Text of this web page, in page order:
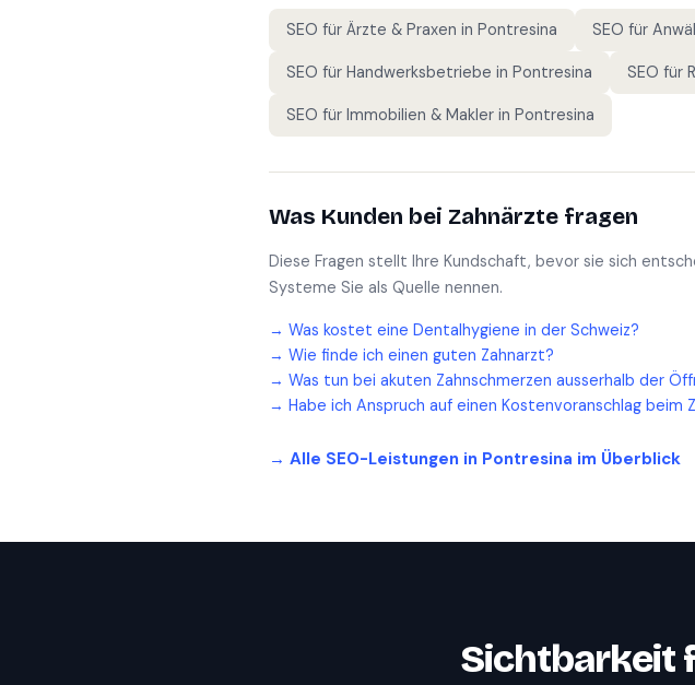
SEO für Ärzte & Praxen in Pontresina SEO für
SEO für Handwerksbetriebe in Pontresina SEO für
SEO für Immobilien & Makler in Pontresina
Was Kunden bei Zahnärzte fragen
Diese Fragen stellt Ihre Kundschaft, bevor sie sich
Systeme Sie als Quelle nennen.
→ Was kostet eine Dentalhygiene in der Schweiz?
→ Wie finde ich einen guten Zahnarzt?
→ Was tun bei akuten Zahnschmerzen ausserhalb der
→ Habe ich Anspruch auf einen Kostenvoranschlag beim
→ Alle SEO-Leistungen in Pontresina im Überblick
Sichtbarkeit